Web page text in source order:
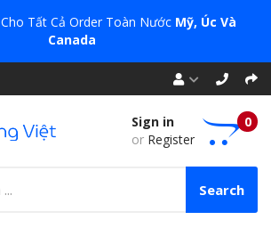
Cho Tất Cả Order Toàn Nước Mỹ, Úc Và
Canada
Sign in
or Register
0
Search